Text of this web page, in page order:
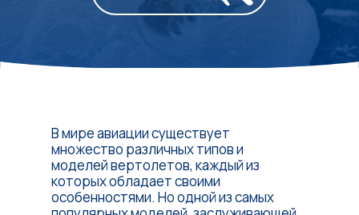
В мире авиации существует
множество различных типов и
моделей вертолетов, каждый из
которых обладает своими
особенностями. Но одной из самых